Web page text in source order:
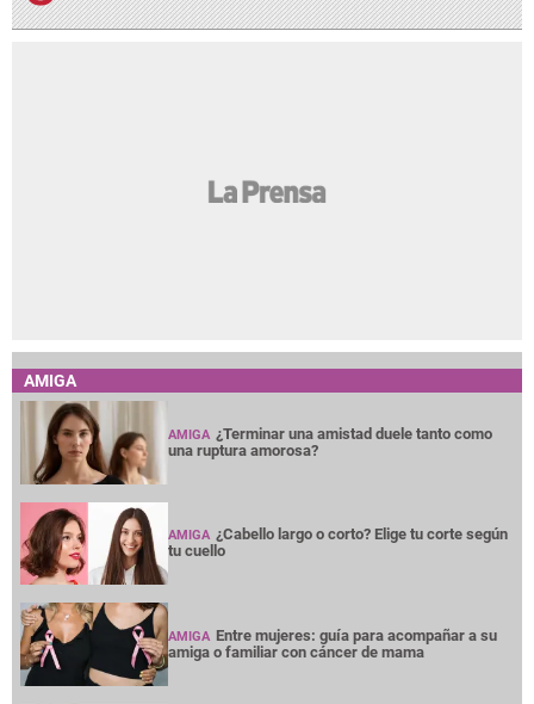
AMIGA
AMIGA ¿Terminar una amistad duele tanto como
una ruptura amorosa?
AMIGA ¿Cabello largo o corto? Elige tu corte según
tu cuello
AMIGA Entre mujeres: guía para acompañar a su
amiga o familiar con cáncer de mama